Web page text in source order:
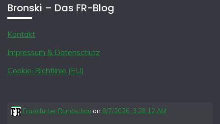
Bronski – Das FR-Blog
Kontakt
Impressum & Datenschutz
Cookie-Richtlinie (EU)
Frankfurter Rundschau on 8/7/2026, 3:28:12 AM